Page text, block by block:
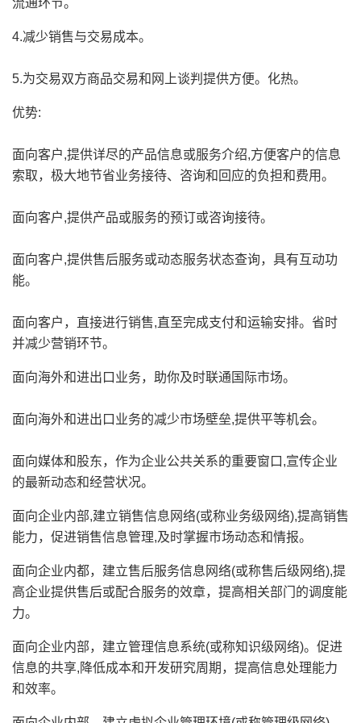
流通环节。
4.减少销售与交易成本。
5.为交易双方商品交易和网上谈判提供方便。化热。
优势:
面向客户,提供详尽的产品信息或服务介绍,方便客户的信息
索取，极大地节省业务接待、咨询和回应的负担和费用。
面向客户,提供产品或服务的预订或咨询接待。
面向客户,提供售后服务或动态服务状态查询，具有互动功
能。
面向客户，直接进行销售,直至完成支付和运输安排。省时
并减少营销环节。
面向海外和进出口业务，助你及时联通国际市场。
面向海外和进出口业务的减少市场壁垒,提供平等机会。
面向媒体和股东，作为企业公共关系的重要窗口,宣传企业
的最新动态和经营状况。
面向企业内部,建立销售信息网络(或称业务级网络),提高销售
能力，促进销售信息管理,及时掌握市场动态和情报。
面向企业内都，建立售后服务信息网络(或称售后级网络),提
高企业提供售后或配合服务的效章，提高相关部门的调度能
力。
面向企业内部，建立管理信息系统(或称知识级网络)。促进
信息的共享,降低成本和开发研究周期，提高信息处理能力
和效率。